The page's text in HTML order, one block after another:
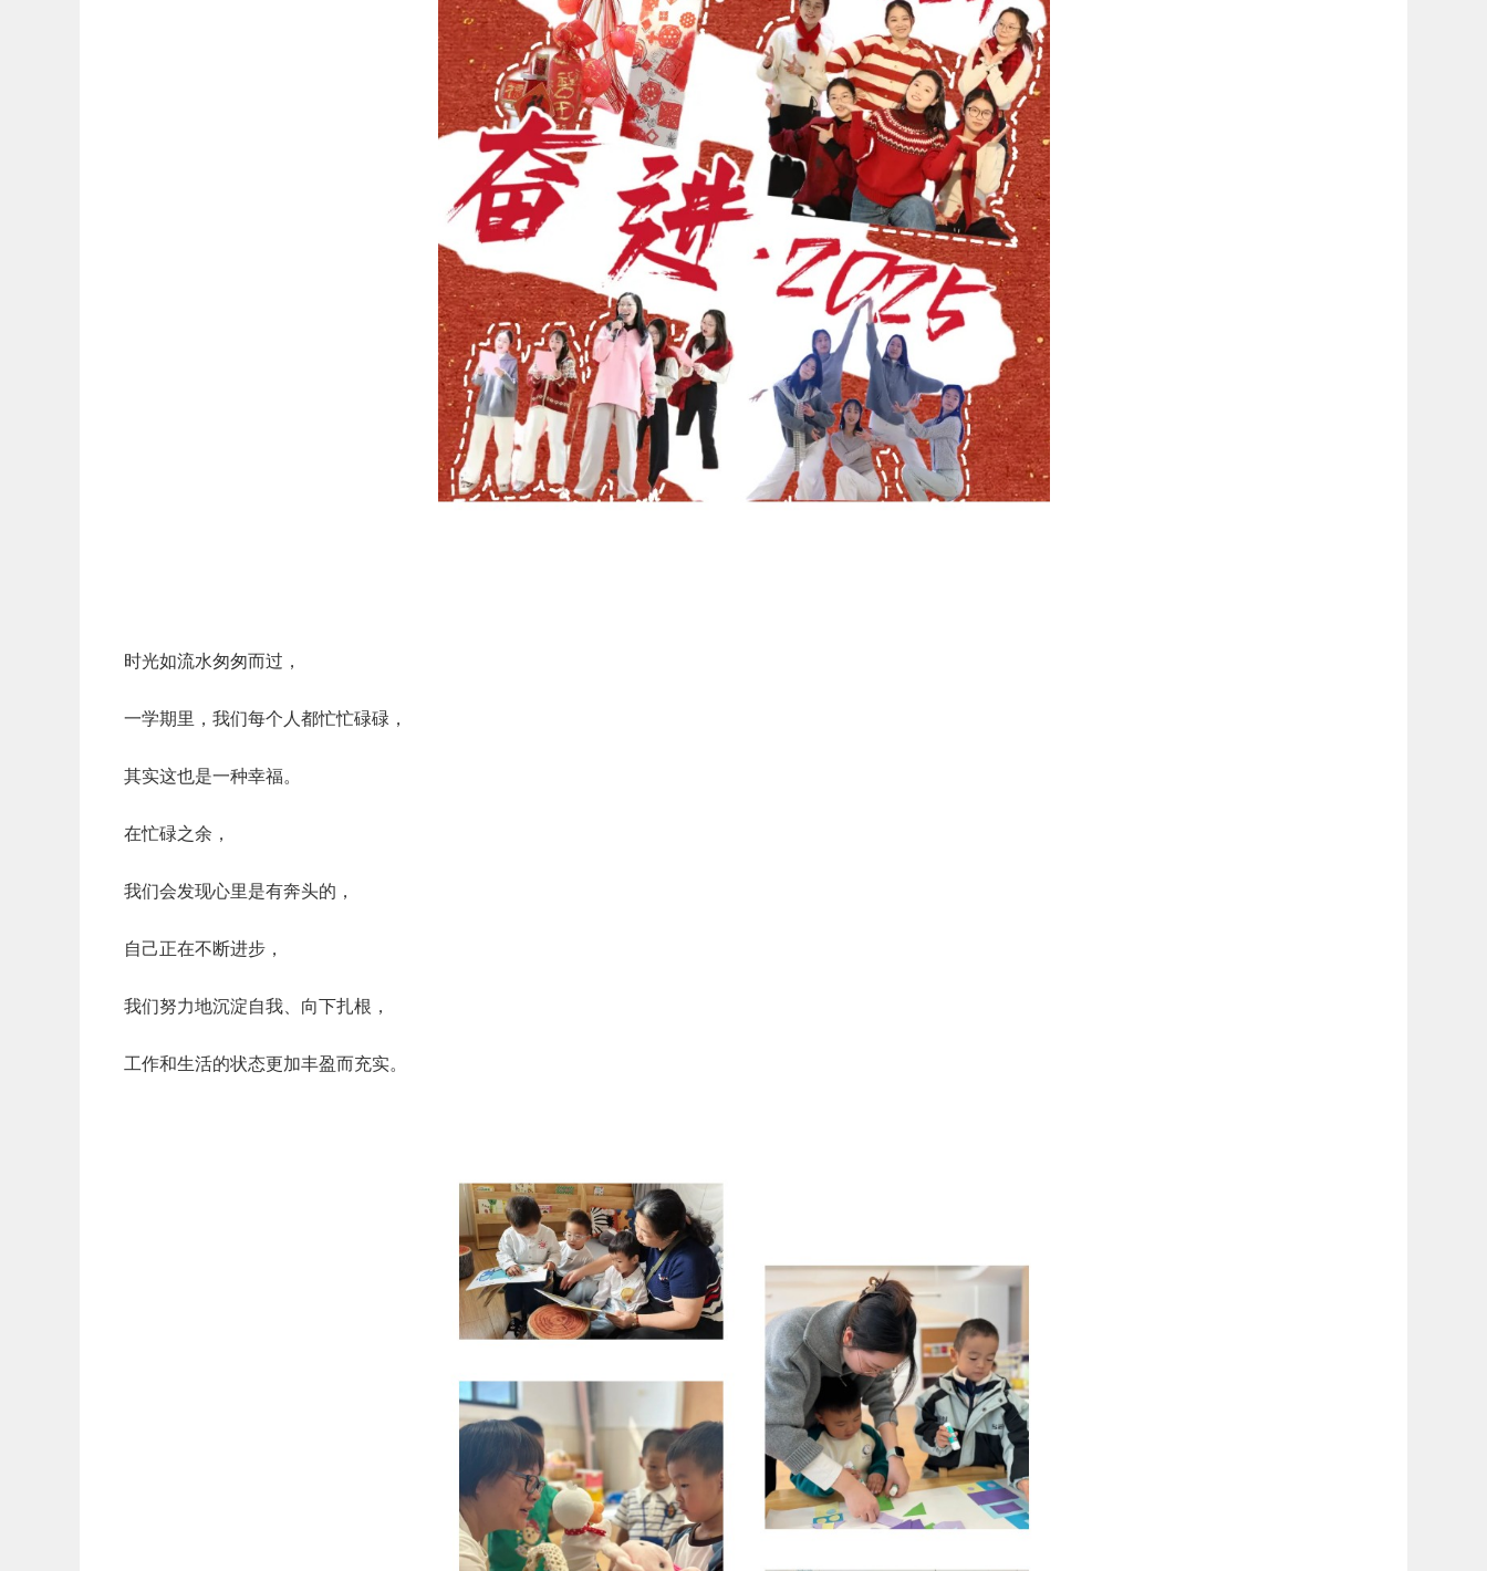
时光如流水匆匆而过，
一学期里，我们每个人都忙忙碌碌 ，
其实这也是一种幸福。
在忙碌之余，
我们会发现心里是有奔头的，
自己正在不断进步，
我们努力地沉淀自我、向下扎根，
工作和生活的状态更加丰盈而充实。